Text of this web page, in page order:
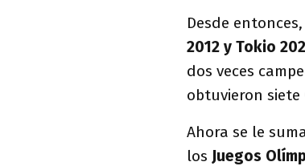
Desde
2012 y Tokio
dos veces
obtuvieron siete
Ahora se le
los Juegos